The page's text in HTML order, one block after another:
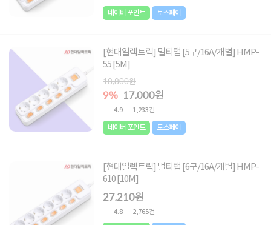
네이버 포인트 토스페이
[현대일렉트릭] 멀티탭 [5구/16A/개별] HMP-
55 [5M]
18,800원
9% 17,000원
4.9 1,233건
네이버 포인트 토스페이
[현대일렉트릭] 멀티탭 [6구/16A/개별] HMP-
610 [10M]
27,210원
4.8 2,765건